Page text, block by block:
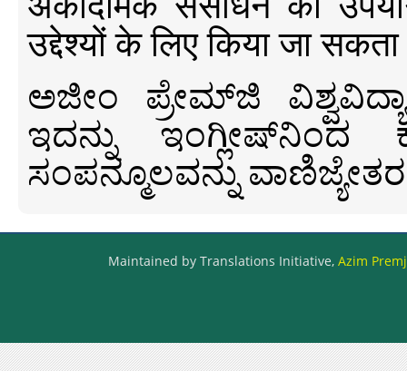
उद्देश्यों के लिए किया जा
ಅಜೀಂ ಪ್ರೇಮ್‍ಜಿ
ಇದನ್ನು ಇಂಗ್ಲೀಷ್‍ನಿಂದ
ಸಂಪನ್ಮೂಲವನ್ನು
Maintained by Translations Initiative, Azim